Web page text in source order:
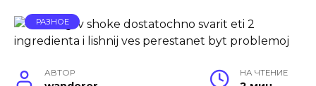
РАЗНОЕ
АВТОР НА ЧТЕНИЕ